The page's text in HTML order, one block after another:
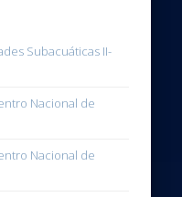
Subacuáticas II-
Nacional de
Nacional de